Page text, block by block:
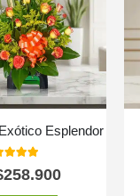
Esplendor
258.900